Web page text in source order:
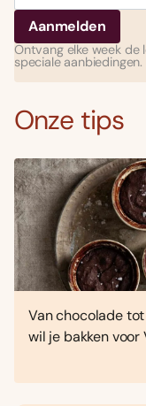
Ontvang elke week de
speciale aanbiedingen.
Onze tips
Van chocolade
wil je bakken